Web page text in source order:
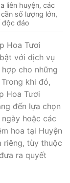
liên huyện, các
số lượng lớn,
độc đáo
Hoa Tươi
với dịch vụ
cho những
khi đó,
Hoa Tươi
đến lựa chọn
hoặc các
hoa tại Huyện
riêng, tùy thuộc
ra quyết